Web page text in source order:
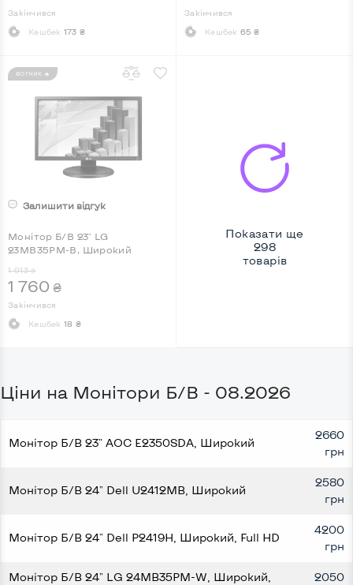
Закінчився
Кешбек 173 ₴
Закінчився
Кешбек 65 ₴
ВОГНИК 🔥
Залишити відгук
Монітор Б/В 23" LG
23MB35PM-B, Широкий
1 913 ₴
1 760 ₴
Закінчився
Кешбек 18 ₴
Показати ще
298
товарів
Ціни на Монітори Б/В - 08.2026
Монітор Б/В 23" AOC E2350SDA, Широкий
2660
грн
Монітор Б/В 24" Dell U2412MB, Широкий
2580
грн
Монітор Б/В 24" Dell P2419H, Широкий, Full HD
4200
грн
Монітор Б/В 24" LG 24MB35PM-W, Широкий,
2050